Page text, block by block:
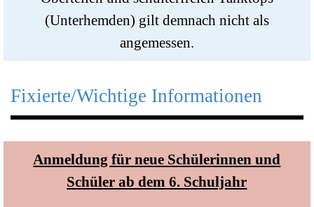
(Unterhemden) gilt demnach nicht als
angemessen.
Fixierte/Wichtige Informationen
Anmeldung für neue Schülerinnen und
Schüler ab dem 6. Schuljahr